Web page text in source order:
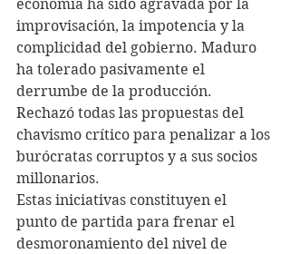
economía ha sido agravada por la
improvisación, la impotencia y la
complicidad del gobierno. Maduro
ha tolerado pasivamente el
derrumbe de la producción.
Rechazó todas las propuestas del
chavismo crítico para penalizar a los
burócratas corruptos y a sus socios
millonarios.
Estas iniciativas constituyen el
punto de partida para frenar el
desmoronamiento del nivel de